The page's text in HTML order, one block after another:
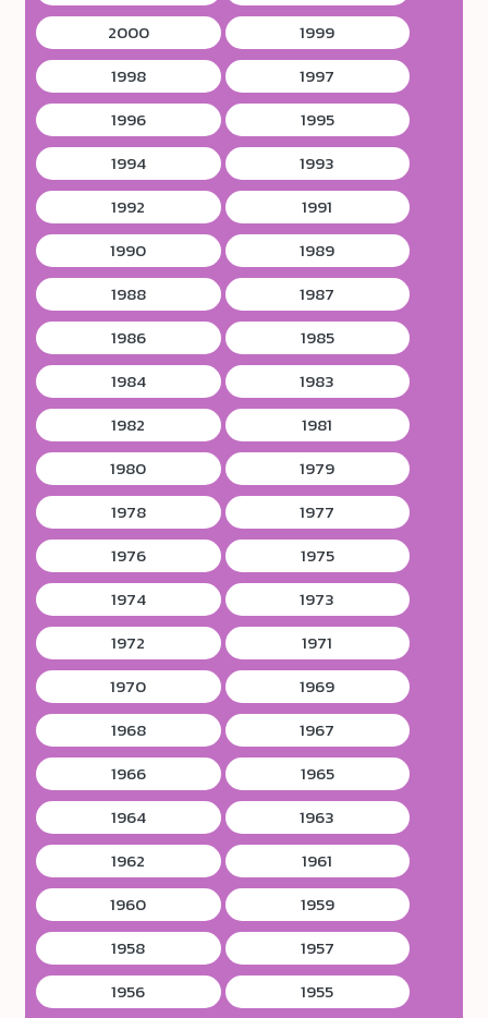
2000
1999
1998
1997
1996
1995
1994
1993
1992
1991
1990
1989
1988
1987
1986
1985
1984
1983
1982
1981
1980
1979
1978
1977
1976
1975
1974
1973
1972
1971
1970
1969
1968
1967
1966
1965
1964
1963
1962
1961
1960
1959
1958
1957
1956
1955